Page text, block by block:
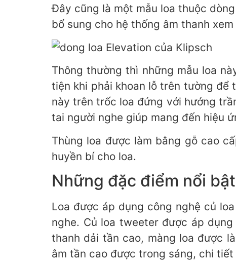
Đây cũng là một mẫu loa thuộc
bổ sung cho hệ thống âm thanh
Thông thường thì những mẫu loa
tiện khi phải khoan lỗ trên tường để
này trên trốc loa đứng với hướng
tai người nghe giúp mang đến hiệu
Thùng loa được làm bằng gỗ cao
huyền bí cho loa.
Những đặc điểm nổi
Loa được áp dụng công nghệ củ
nghe. Củ loa tweeter được áp
thanh dải tần cao, màng loa được
âm tần cao được trong sáng, chi